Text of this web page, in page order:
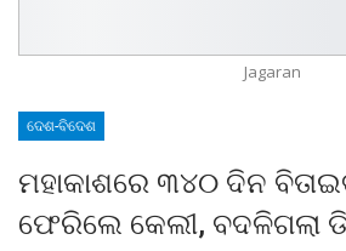
Jagaran
ଦେଶ-ବିଦେଶ
ମହାକାଶରେ ୩୪୦ ଦିନ
ଫେରିଲେ କେଲୀ, ବଦଳିଗଲା